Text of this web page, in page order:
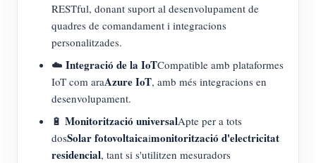
RESTful, donant suport al desenvolupament de
quadres de comandament i integracions
personalitzades.
☁️ Integració de la IoTCompatible amb plataformes
IoT com araAzure IoT, amb més integracions en
desenvolupament.
🔋 Monitorització universalApte per a tots
dosSolar fotovoltaicaimonitorització d'electricitat
residencial, tant si s'utilitzen mesuradors